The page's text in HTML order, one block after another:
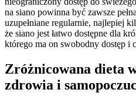
na siano powinna być zawsze
uzupełniane regularnie, najlepiej
że siano jest łatwo dostępne dla
którego ma on swobodny dostęp i
Zróżnicowana dieta
zdrowia i